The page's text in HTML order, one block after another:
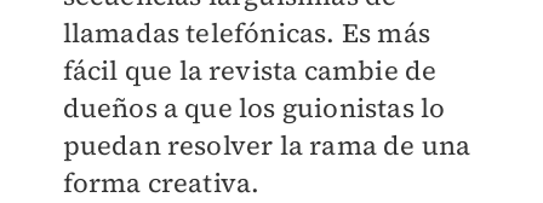
llamadas telefónicas. Es más
fácil que la revista cambie de
dueños a que los guionistas lo
puedan resolver la rama de una
forma creativa.